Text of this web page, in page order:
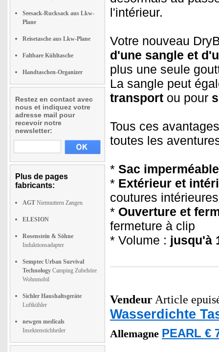
Seesack-Rucksack aus Lkw-
Plane
Reisetasche aus Lkw-Plane
Faltbare Kühltasche
Handtaschen-Organizer
Restez en contact avec
nous et indiquez votre
adresse mail pour
recevoir notre
newsletter:
Plus de pages
fabricants:
AGT Nietmuttern Zangen
ELESION
Rosenstein & Söhne
Induktionsadapter
Semptec Urban Survival
Technology Camping Zubehöre
Wohnmobil
Sichler Haushaltsgeräte
Luftkühler
newgen medicals
Insektenstichheiler
l'intérieur.
Votre nouveau
d'une sangle et
plus une seule
La sangle peut
transport ou pour
Tous ces
toutes les
* Sac imperméable
* Extérieur et
coutures
* Ouverture et
fermeture à clip
* Volume : jusqu'à
Vendeur Article
Wasserdichte
Allemagne PEARL €